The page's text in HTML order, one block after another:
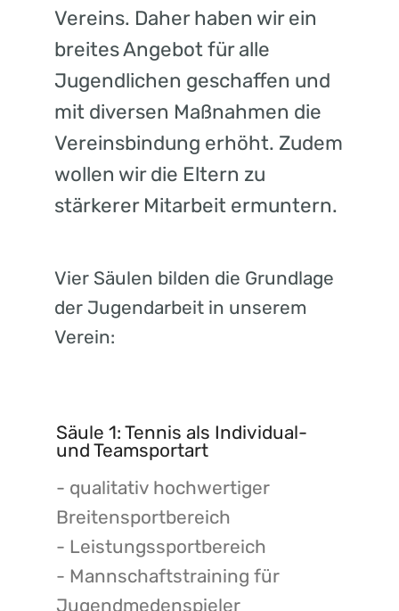
Vereins. Daher haben wir ein
breites Angebot für alle
Jugendlichen geschaffen und
mit diversen Maßnahmen die
Vereinsbindung erhöht. Zudem
wollen wir die Eltern zu
stärkerer Mitarbeit ermuntern.
Vier Säulen bilden die Grundlage
der Jugendarbeit in unserem
Verein:
Säule 1: Tennis als Individual-
und Teamsportart
- qualitativ hochwertiger
Breitensportbereich
- Leistungssportbereich
- Mannschaftstraining für
Jugendmedenspieler